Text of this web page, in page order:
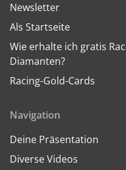
Newsletter
Als Startseite
Wie erhalte ich gratis
Diamanten?
Racing-Gold-Cards
Navigation
Deine Präsentation
Diverse Videos